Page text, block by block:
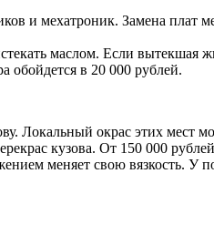
и мехатроник. Замена плат
маслом. Если вытекшая
обойдется в 20 000 рублей.
Локальный окрас этих мест
кузова. От 150 000
меняет свою вязкость. У